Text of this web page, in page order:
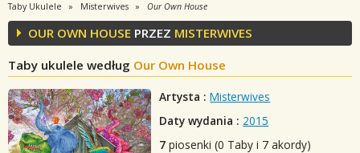
Taby Ukulele Misterwives Our Own House
OUR OWN HOUSE PRZEZ MISTERWIVES
Taby ukulele według Our Own House
Artysta : Misterwives
Daty wydania : 2015
7 piosenki (0 Taby i 7 akordy)